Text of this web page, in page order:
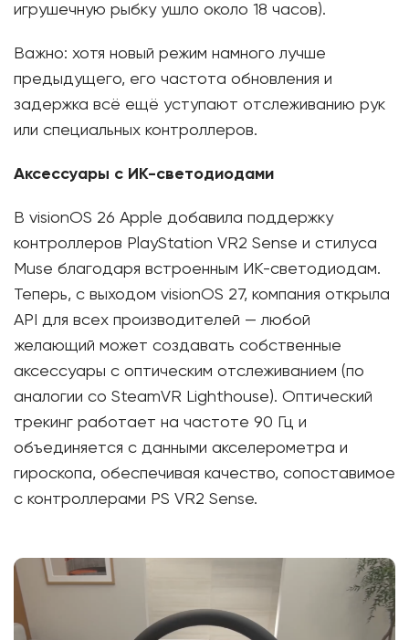
игрушечную рыбку ушло около 18 часов).
Важно: хотя новый режим намного лучше
предыдущего, его частота обновления и
задержка всё ещё уступают отслеживанию рук
или специальных контроллеров.
Аксессуары с ИК-светодиодами
В visionOS 26 Apple добавила поддержку
контроллеров PlayStation VR2 Sense и стилуса
Muse благодаря встроенным ИК-светодиодам.
Теперь, с выходом visionOS 27, компания открыла
API для всех производителей — любой
желающий может создавать собственные
аксессуары с оптическим отслеживанием (по
аналогии со SteamVR Lighthouse). Оптический
трекинг работает на частоте 90 Гц и
объединяется с данными акселерометра и
гироскопа, обеспечивая качество, сопоставимое
с контроллерами PS VR2 Sense.